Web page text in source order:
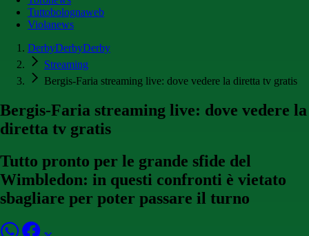
Tuttobolognaweb
Violanews
DerbyDerbyDerby
Streaming
Bergis-Faria streaming live: dove vedere la diretta tv gratis
Bergis-Faria streaming live: dove vedere la
diretta tv gratis
Tutto pronto per le grande sfide del
Wimbledon: in questi confronti è vietato
sbagliare per poter passare il turno